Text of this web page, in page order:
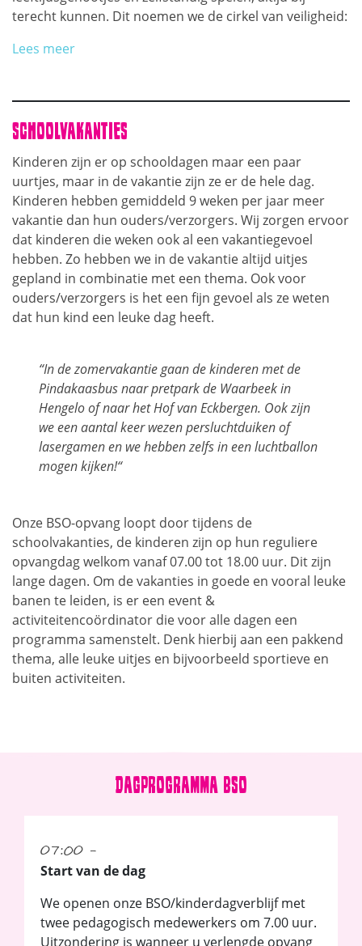
terecht kunnen. Dit noemen we de cirkel van veiligheid:
Lees meer
SCHOOLVAKANTIES
Kinderen zijn er op schooldagen maar een paar
uurtjes, maar in de vakantie zijn ze er de hele dag.
Kinderen hebben gemiddeld 9 weken per jaar meer
vakantie dan hun ouders/verzorgers. Wij zorgen ervoor
dat kinderen die weken ook al een vakantiegevoel
hebben. Zo hebben we in de vakantie altijd uitjes
gepland in combinatie met een thema. Ook voor
ouders/verzorgers is het een fijn gevoel als ze weten
dat hun kind een leuke dag heeft.
“In de zomervakantie gaan de kinderen met de
Pindakaasbus naar pretpark de Waarbeek in
Hengelo of naar het Hof van Eckbergen. Ook zijn
we een aantal keer wezen persluchtduiken of
lasergamen en we hebben zelfs in een luchtballon
mogen kijken!“
Onze BSO-opvang loopt door tijdens de
schoolvakanties, de kinderen zijn op hun reguliere
opvangdag welkom vanaf 07.00 tot 18.00 uur. Dit zijn
lange dagen. Om de vakanties in goede en vooral leuke
banen te leiden, is er een event &
activiteitencoördinator die voor alle dagen een
programma samenstelt. Denk hierbij aan een pakkend
thema, alle leuke uitjes en bijvoorbeeld sportieve en
buiten activiteiten.
DAGPROGRAMMA BSO
07:00 -
Start van de dag
We openen onze BSO/kinderdagverblijf met
twee pedagogisch medewerkers om 7.00 uur.
Uitzondering is wanneer u verlengde opvang